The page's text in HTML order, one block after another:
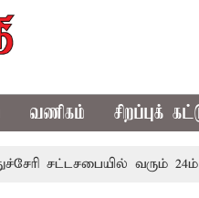
வணிகம் சிறப்புக்
சட்டசபையில் வரும் 24ம்